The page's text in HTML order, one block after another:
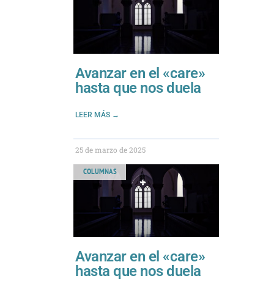
Avanzar en el «care»
hasta que nos duela
LEER MÁS →
25 de marzo de 2025
COLUMNAS
Avanzar en el «care»
hasta que nos duela